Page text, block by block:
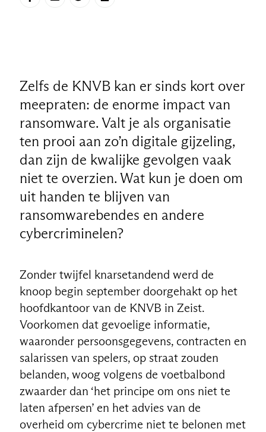
Zelfs de KNVB kan er sinds kort over
meepraten: de enorme impact van
ransomware. Valt je als organisatie
ten prooi aan zo’n digitale gijzeling,
dan zijn de kwalijke gevolgen vaak
niet te overzien. Wat kun je doen om
uit handen te blijven van
ransomwarebendes en andere
cybercriminelen?
Zonder twijfel knarsetandend werd de
knoop begin september doorgehakt op het
hoofdkantoor van de KNVB in Zeist.
Voorkomen dat gevoelige informatie,
waaronder persoonsgegevens, contracten en
salarissen van spelers, op straat zouden
belanden, woog volgens de voetbalbond
zwaarder dan ‘het principe om ons niet te
laten afpersen’ en het advies van de
overheid om cybercrime niet te belonen met